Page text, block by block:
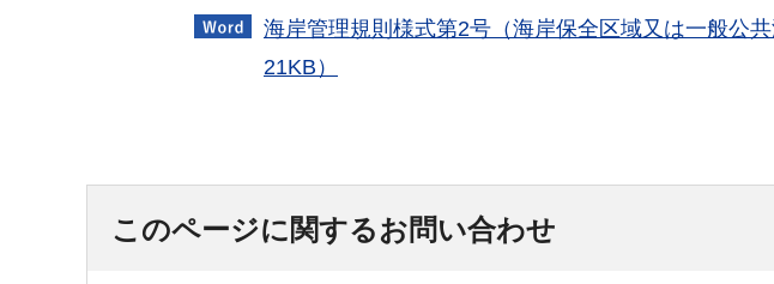
海岸管理規則様式第2号（海岸保全区域又は一般公
21KB）
このページに関するお問い合わせ